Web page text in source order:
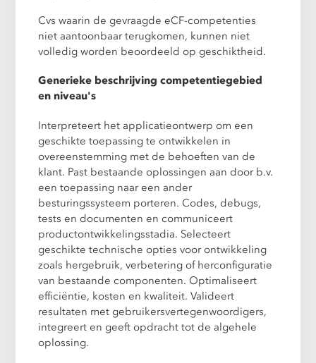
Cvs waarin de gevraagde eCF-competenties
niet aantoonbaar terugkomen, kunnen niet
volledig worden beoordeeld op geschiktheid.
Generieke beschrijving competentiegebied
en niveau's
Interpreteert het applicatieontwerp om een
geschikte toepassing te ontwikkelen in
overeenstemming met de behoeften van de
klant. Past bestaande oplossingen aan door b.v.
een toepassing naar een ander
besturingssysteem porteren. Codes, debugs,
tests en documenten en communiceert
productontwikkelingsstadia. Selecteert
geschikte technische opties voor ontwikkeling
zoals hergebruik, verbetering of herconfiguratie
van bestaande componenten. Optimaliseert
efficiëntie, kosten en kwaliteit. Valideert
resultaten met gebruikersvertegenwoordigers,
integreert en geeft opdracht tot de algehele
oplossing.